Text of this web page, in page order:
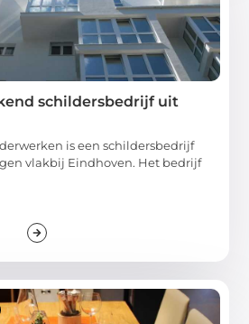
schildersbedrijf uit
is een schildersbedrijf
vlakbij Eindhoven. Het bedrijf